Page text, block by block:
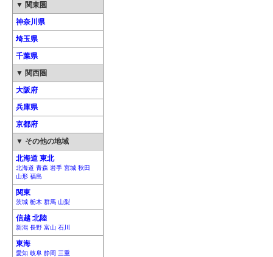
▼ 関東圏
神奈川県
埼玉県
千葉県
▼ 関西圏
大阪府
兵庫県
京都府
▼ その他の地域
北海道 東北
北海道 青森 岩手 宮城 秋田
山形 福島
関東
茨城 栃木 群馬 山梨
信越 北陸
新潟 長野 富山 石川
東海
愛知 岐阜 静岡 三重